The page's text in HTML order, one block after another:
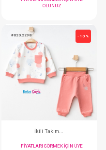
Takım...Çizgili
FIYATLARI
OLUNUZ
#020.2294